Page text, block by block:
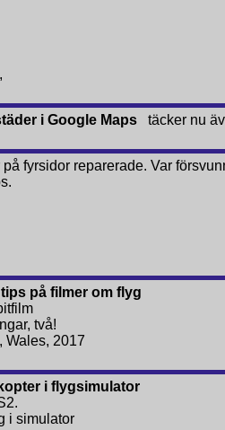
i Google Maps täcker nu
på fyrsidor reparerade. Var
tips på filmer om flyg
två!
Wales, 2017
i flygsimulator
i simulator